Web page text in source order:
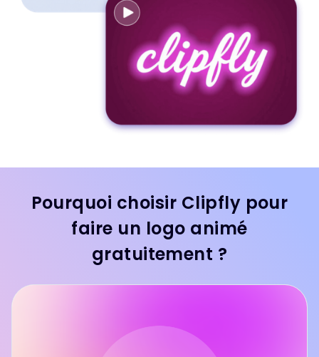
Pourquoi choisir Clipfly pour
faire un logo animé
gratuitement ?